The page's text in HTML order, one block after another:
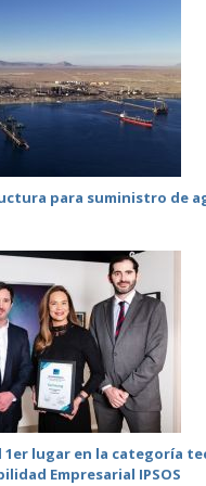
para suministro de
1er lugar en la categoría
Empresarial IPSOS